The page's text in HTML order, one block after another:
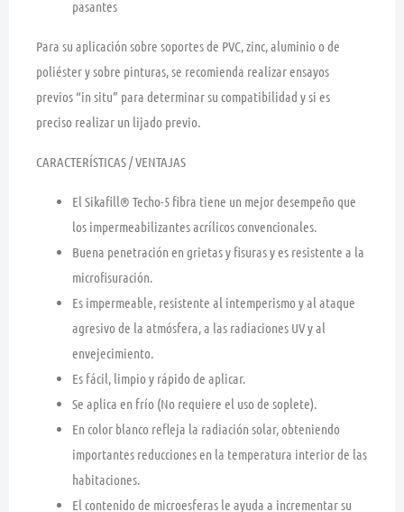
pasantes
Para su aplicación sobre soportes de PVC, zinc, aluminio o de
poliéster y sobre pinturas, se recomienda realizar ensayos
previos “in situ” para determinar su compatibilidad y si es
preciso realizar un lijado previo.
CARACTERÍSTICAS / VENTAJAS
El Sikafill® Techo-5 fibra tiene un mejor desempeño que
los impermeabilizantes acrílicos convencionales.
Buena penetración en grietas y fisuras y es resistente a la
microfisuración.
Es impermeable, resistente al intemperismo y al ataque
agresivo de la atmósfera, a las radiaciones UV y al
envejecimiento.
Es fácil, limpio y rápido de aplicar.
Se aplica en frío (No requiere el uso de soplete).
En color blanco refleja la radiación solar, obteniendo
importantes reducciones en la temperatura interior de las
habitaciones.
El contenido de microesferas le ayuda a incrementar su